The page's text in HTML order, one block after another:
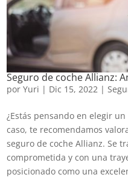
Seguro de coche Allianz:
porYuri | Dic 15, 2022 |
¿Estás pensando en elegir
caso, te recomendamos
seguro de coche Allianz. Se
comprometida y con una
posicionado como una